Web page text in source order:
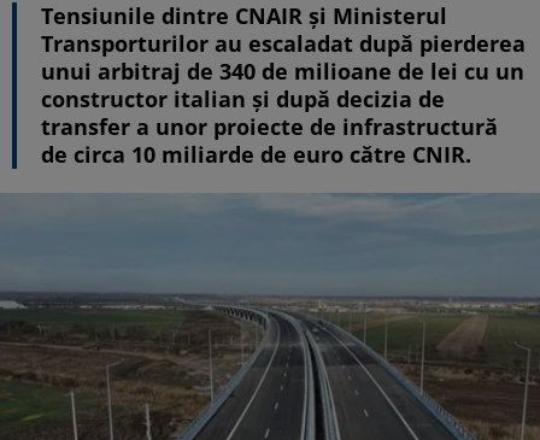
Tensiunile dintre CNAIR și Ministerul
Transporturilor au escaladat după pierderea
unui arbitraj de 340 de milioane de lei cu un
constructor italian și după decizia de
transfer a unor proiecte de infrastructură
de circa 10 miliarde de euro către CNIR.